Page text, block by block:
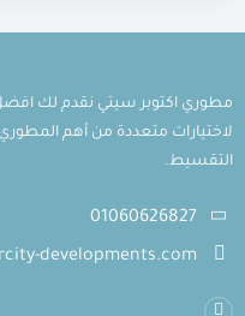
مطوري اكتوبر سيتي نقدم لك
لاختيارات متعددة من أهم
التقسيط.
01060626827
developments.com